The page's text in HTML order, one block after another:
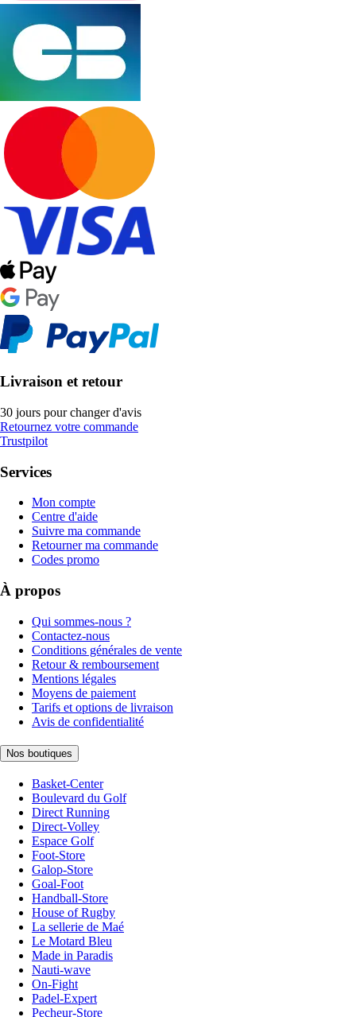
Livraison et retour
30 jours pour changer d'avis
Retournez votre commande
Trustpilot
Services
Mon compte
Centre d'aide
Suivre ma commande
Retourner ma commande
Codes promo
À propos
Qui sommes-nous ?
Contactez-nous
Conditions générales de vente
Retour & remboursement
Mentions légales
Moyens de paiement
Tarifs et options de livraison
Avis de confidentialité
Nos boutiques
Basket-Center
Boulevard du Golf
Direct Running
Direct-Volley
Espace Golf
Foot-Store
Galop-Store
Goal-Foot
Handball-Store
House of Rugby
La sellerie de Maé
Le Motard Bleu
Made in Paradis
Nauti-wave
On-Fight
Padel-Expert
Pecheur-Store